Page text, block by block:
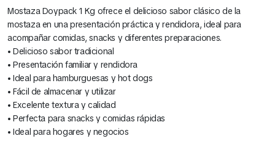
Mostaza Doypack 1 Kg ofrece el delicioso sabor clásico de la
mostaza en una presentación práctica y rendidora, ideal para
acompañar comidas, snacks y diferentes preparaciones.
• Delicioso sabor tradicional
• Presentación familiar y rendidora
• Ideal para hamburguesas y hot dogs
• Fácil de almacenar y utilizar
• Excelente textura y calidad
• Perfecta para snacks y comidas rápidas
• Ideal para hogares y negocios